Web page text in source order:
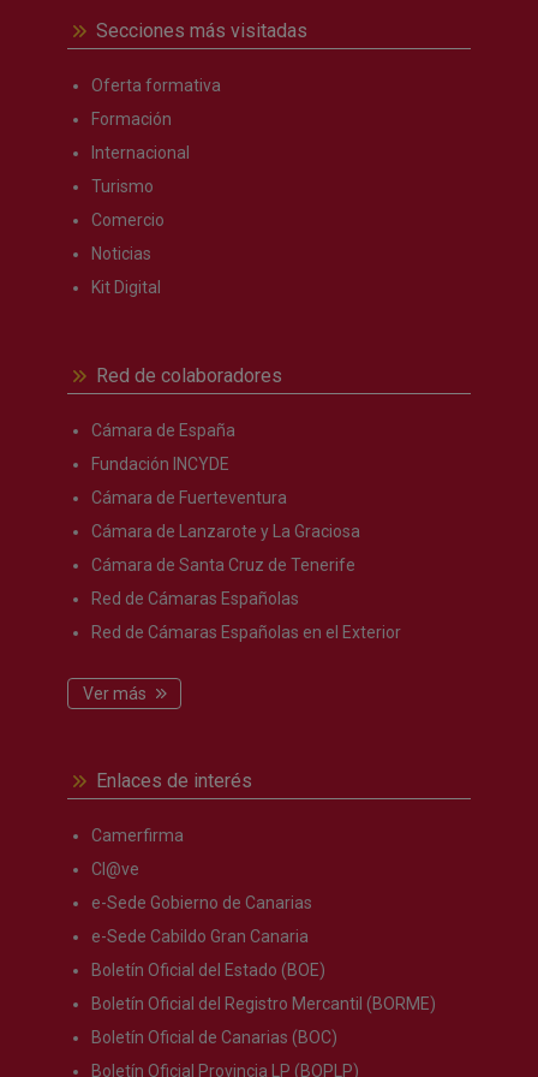
Secciones más visitadas
Oferta formativa
Formación
Internacional
Turismo
Comercio
Noticias
Kit Digital
Red de colaboradores
Cámara de España
Fundación INCYDE
Cámara de Fuerteventura
Cámara de Lanzarote y La Graciosa
Cámara de Santa Cruz de Tenerife
Red de Cámaras Españolas
Red de Cámaras Españolas en el Exterior
Ver más
Enlaces de interés
Camerfirma
Cl@ve
e-Sede Gobierno de Canarias
e-Sede Cabildo Gran Canaria
Boletín Oficial del Estado (BOE)
Boletín Oficial del Registro Mercantil (BORME)
Boletín Oficial de Canarias (BOC)
Boletín Oficial Provincia LP (BOPLP)